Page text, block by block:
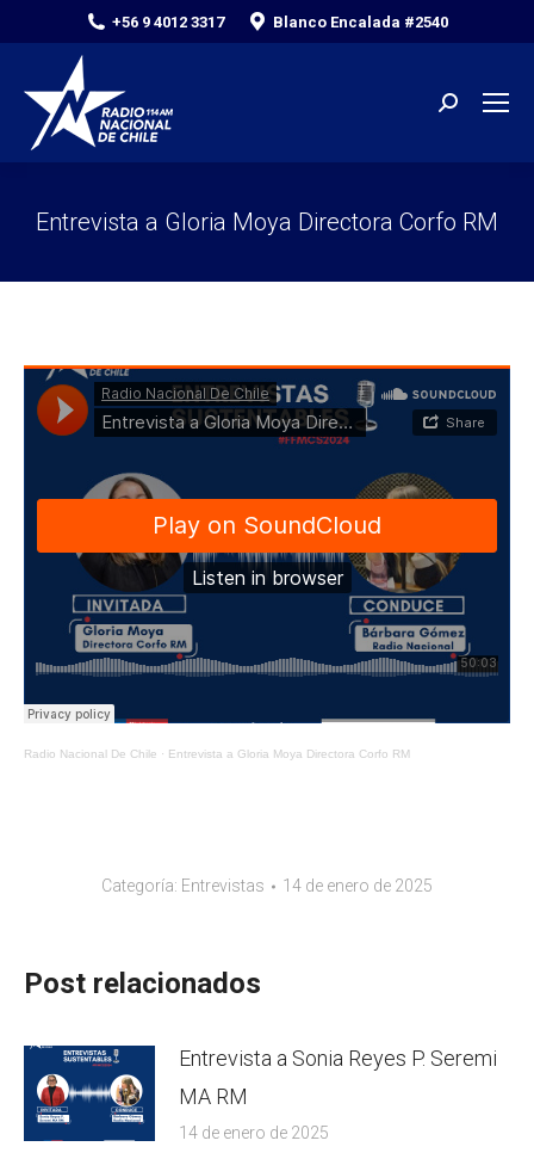
+56 9 4012 3317 Blanco Encalada #2540
Search:
Entrevista a Gloria Moya Directora Corfo RM
Radio Nacional De Chile · Entrevista a Gloria Moya Directora Corfo RM
Categoría: Entrevistas 14 de enero de 2025
Post relacionados
Entrevista a Sonia Reyes P. Seremi
MA RM
14 de enero de 2025